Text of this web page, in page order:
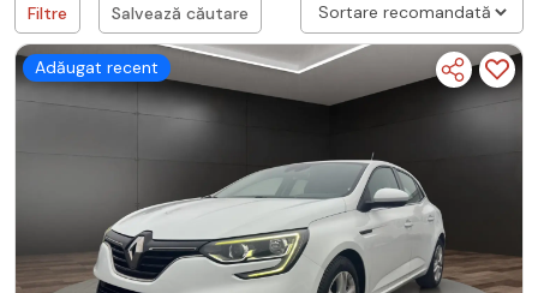
Salvează căutare
Filtre
Adăugat recent